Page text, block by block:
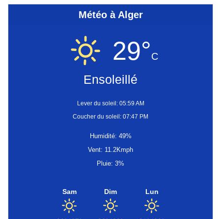
Météo à Alger
29°C
Ensoleillé
Lever du soleil: 05:59 AM
Coucher du soleil: 07:47 PM
Humidité: 49%
Vent: 11.2Kmph
Pluie: 3%
Sam Dim Lun